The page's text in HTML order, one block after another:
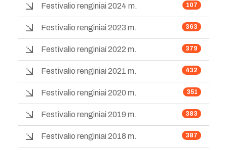
107
Festivalio renginiai 2024 m.
363
Festivalio renginiai 2023 m.
379
Festivalio renginiai 2022 m.
432
Festivalio renginiai 2021 m.
351
Festivalio renginiai 2020 m.
383
Festivalio renginiai 2019 m.
387
Festivalio renginiai 2018 m.